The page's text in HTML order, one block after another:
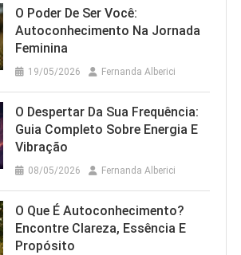
O Poder De Ser Você:
Autoconhecimento Na Jornada
Feminina
19/05/2026 Fernanda Alberici
O Despertar Da Sua Frequência:
Guia Completo Sobre Energia E
Vibração
08/05/2026 Fernanda Alberici
O Que É Autoconhecimento?
Encontre Clareza, Essência E
Propósito